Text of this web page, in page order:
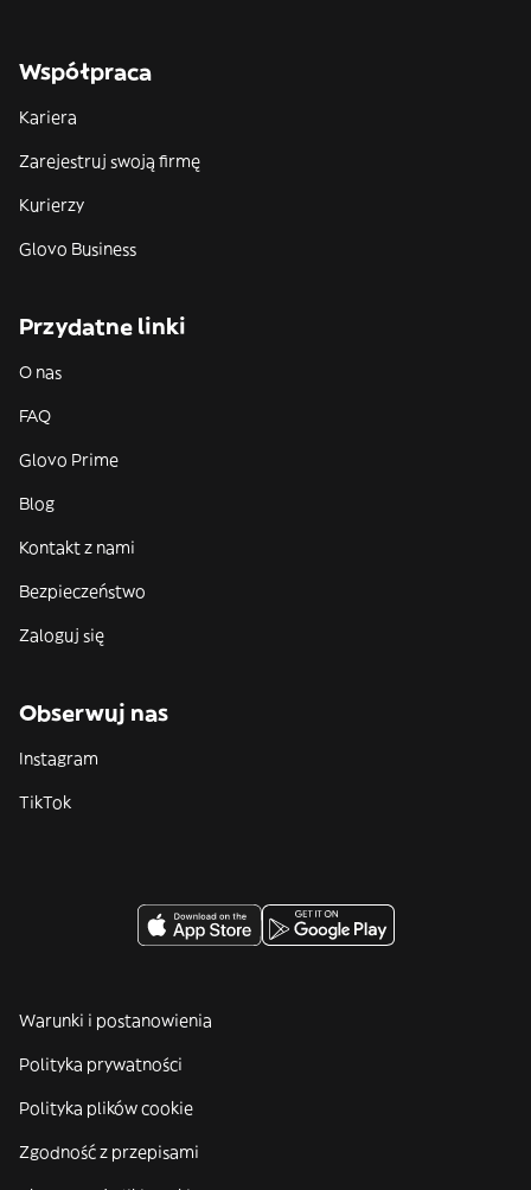
Współpraca
Kariera
Zarejestruj swoją firmę
Kurierzy
Glovo Business
Przydatne linki
O nas
FAQ
Glovo Prime
Blog
Kontakt z nami
Bezpieczeństwo
Zaloguj się
Obserwuj nas
Instagram
TikTok
Warunki i postanowienia
Polityka prywatności
Polityka plików cookie
Zgodność z przepisami